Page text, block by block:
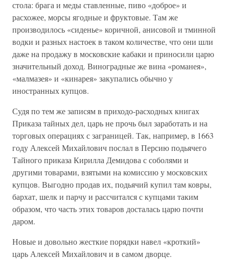
стола: брага и меды ставленные, пиво «доброе» и
расхожее, морсы ягодные и фруктовые. Там же
производилось «сиденье» коричной, анисовой и тминной
водки и разных настоек в таком количестве, что они шли
даже на продажу в московские кабаки и приносили царю
значительный доход. Виноградные же вина «романея»,
«малмазея» и «кинарея» закупались обычно у
иностранных купцов.
Судя по тем же записям в приходо-расходных книгах
Приказа тайных дел, царь не прочь был заработать и на
торговых операциях с заграницей. Так, например, в 1663
году Алексей Михайлович послал в Персию подьячего
Тайного приказа Кирилла Демидова с соболями и
другими товарами, взятыми на комиссию у московских
купцов. Выгодно продав их, подьячий купил там ковры,
бархат, шелк и парчу и рассчитался с купцами таким
образом, что часть этих товаров досталась царю почти
даром.
Новые и довольно жесткие порядки навел «кроткий»
царь Алексей Михайлович и в самом дворце.